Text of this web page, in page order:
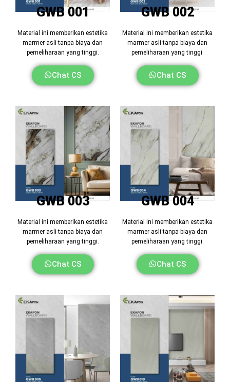
GWB 001
Material ini memberikan estetika
marmer asli tanpa biaya dan
pemeliharaan yang tinggi.
Chat CS
GWB 002
Material ini memberikan estetika
marmer asli tanpa biaya dan
pemeliharaan yang tinggi.
Chat CS
GWB 003
Material ini memberikan estetika
marmer asli tanpa biaya dan
pemeliharaan yang tinggi.
Chat CS
GWB 004
Material ini memberikan estetika
marmer asli tanpa biaya dan
pemeliharaan yang tinggi.
Chat CS